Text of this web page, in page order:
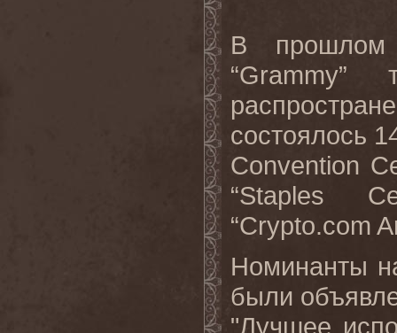
В прошлом
“Grammy”
состоялось
Convention
“Staples
“Crypto.com
Номинанты
были
"Лучшее